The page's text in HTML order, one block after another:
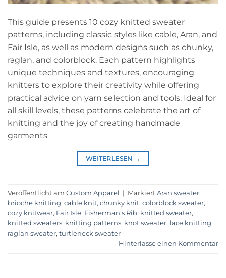
This guide presents 10 cozy knitted sweater
patterns, including classic styles like cable, Aran, and
Fair Isle, as well as modern designs such as chunky,
raglan, and colorblock. Each pattern highlights
unique techniques and textures, encouraging
knitters to explore their creativity while offering
practical advice on yarn selection and tools. Ideal for
all skill levels, these patterns celebrate the art of
knitting and the joy of creating handmade
garments
WEITERLESEN →
Veröffentlicht am Custom Apparel | Markiert Aran sweater,
brioche knitting, cable knit, chunky knit, colorblock sweater,
cozy knitwear, Fair Isle, Fisherman's Rib, knitted sweater,
knitted sweaters, knitting patterns, knot sweater, lace knitting,
raglan sweater, turtleneck sweater
Hinterlasse einen Kommentar